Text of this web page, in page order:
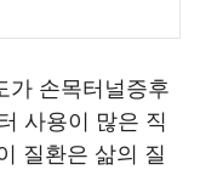
가 손목터널증후
사용이 많은 직
질환은 삶의 질